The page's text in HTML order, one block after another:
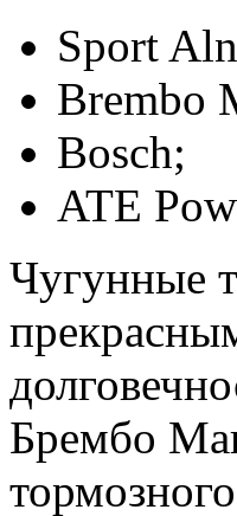
Sport
Brembo
Bosch;
ATE
Чугунные
Брембо